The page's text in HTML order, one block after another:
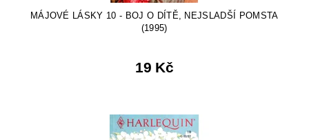
MÁJOVÉ LÁSKY 10 - BOJ O DÍTĚ, NEJSLADŠÍ POMSTA
(1995)
19 Kč